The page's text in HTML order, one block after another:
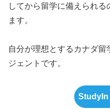
してから留学に備えられる
ます。
自分が理想とするカナダ
ジェントです。
StudyIn